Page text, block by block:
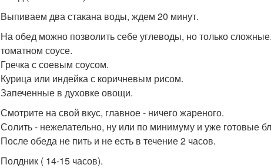
Выпиваем два стакана воды, ждем 20 минут.
На обед можно позволить себе углеводы, но только
томатном соусе.
Гречка с соевым соусом.
Курица или индейка с коричневым рисом.
Запеченные в духовке овощи.
Смотрите на свой вкус, главное - ничего жареного.
Солить - нежелательно, ну или по минимуму и уже готовые
После обеда не пить и не есть в течение 2 часов.
Полдник ( 14-15 часов).